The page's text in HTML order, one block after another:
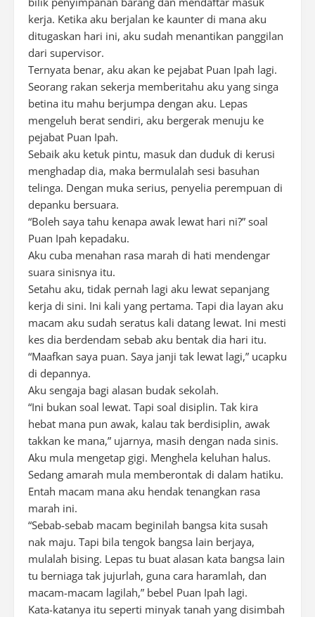
kerja. Ketika aku berjalan ke kaunter di mana aku
ditugaskan hari ini, aku sudah menantikan panggilan
dari supervisor.
Ternyata benar, aku akan ke pejabat Puan Ipah lagi.
Seorang rakan sekerja memberitahu aku yang singa
betina itu mahu berjumpa dengan aku. Lepas
mengeluh berat sendiri, aku bergerak menuju ke
pejabat Puan Ipah.
Sebaik aku ketuk pintu, masuk dan duduk di kerusi
menghadap dia, maka bermulalah sesi basuhan
telinga. Dengan muka serius, penyelia perempuan di
depanku bersuara.
“Boleh saya tahu kenapa awak lewat hari ni?” soal
Puan Ipah kepadaku.
Aku cuba menahan rasa marah di hati mendengar
suara sinisnya itu.
Setahu aku, tidak pernah lagi aku lewat sepanjang
kerja di sini. Ini kali yang pertama. Tapi dia layan aku
macam aku sudah seratus kali datang lewat. Ini mesti
kes dia berdendam sebab aku bentak dia hari itu.
“Maafkan saya puan. Saya janji tak lewat lagi,” ucapku
di depannya.
Aku sengaja bagi alasan budak sekolah.
“Ini bukan soal lewat. Tapi soal disiplin. Tak kira
hebat mana pun awak, kalau tak berdisiplin, awak
takkan ke mana,” ujarnya, masih dengan nada sinis.
Aku mula mengetap gigi. Menghela keluhan halus.
Sedang amarah mula memberontak di dalam hatiku.
Entah macam mana aku hendak tenangkan rasa
marah ini.
“Sebab-sebab macam beginilah bangsa kita susah
nak maju. Tapi bila tengok bangsa lain berjaya,
mulalah bising. Lepas tu buat alasan kata bangsa lain
tu berniaga tak jujurlah, guna cara haramlah, dan
macam-macam lagilah,” bebel Puan Ipah lagi.
Kata-katanya itu seperti minyak tanah yang disimbah